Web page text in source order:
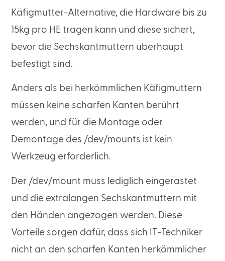
Käfigmutter-Alternative, die Hardware bis zu
15kg pro HE tragen kann und diese sichert,
bevor die Sechskantmuttern überhaupt
befestigt sind.
Anders als bei herkömmlichen Käfigmuttern
müssen keine scharfen Kanten berührt
werden, und für die Montage oder
Demontage des /dev/mounts ist kein
Werkzeug erforderlich.
Der /dev/mount muss lediglich eingerastet
und die extralangen Sechskantmuttern mit
den Händen angezogen werden. Diese
Vorteile sorgen dafür, dass sich IT-Techniker
nicht an den scharfen Kanten herkömmlicher